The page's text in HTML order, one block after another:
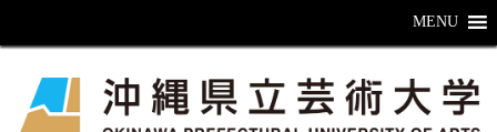
MENU